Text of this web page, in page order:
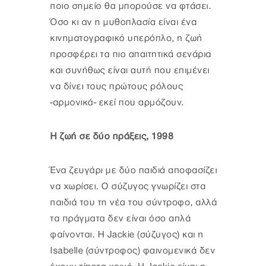
ποιο σημείο θα μπορούσε να φτάσει.
Όσο κι αν η μυθοπλασία είναι ένα
κινηματογραφικό υπερόπλο, η ζωή
προσφέρει τα πιο απαιτητικά σενάρια
και συνήθως είναι αυτή που επιμένει
να δίνει τους πρώτους ρόλους
-αρμονικά- εκεί που αρμόζουν.
Η ζωή σε δύο πράξεις, 1998
Ένα ζευγάρι με δύο παιδιά αποφασίζει
να χωρίσει. Ο σύζυγος γνωρίζει στα
παιδιά του τη νέα του σύντροφο, αλλά
τα πράγματα δεν είναι όσο απλά
φαίνονται. Η Jackie (σύζυγος) και η
Isabelle (σύντροφος) φαινομενικά δεν